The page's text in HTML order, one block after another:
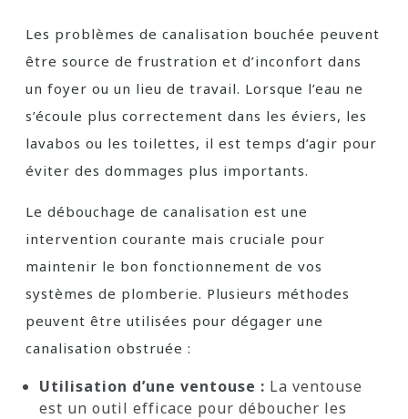
Les problèmes de canalisation bouchée peuvent
être source de frustration et d’inconfort dans
un foyer ou un lieu de travail. Lorsque l’eau ne
s’écoule plus correctement dans les éviers, les
lavabos ou les toilettes, il est temps d’agir pour
éviter des dommages plus importants.
Le débouchage de canalisation est une
intervention courante mais cruciale pour
maintenir le bon fonctionnement de vos
systèmes de plomberie. Plusieurs méthodes
peuvent être utilisées pour dégager une
canalisation obstruée :
Utilisation d’une ventouse : La ventouse
est un outil efficace pour déboucher les